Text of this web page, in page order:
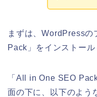
まずは、WordPress
Pack」をインストール
「All in One SEO
面の下に、以下のよう